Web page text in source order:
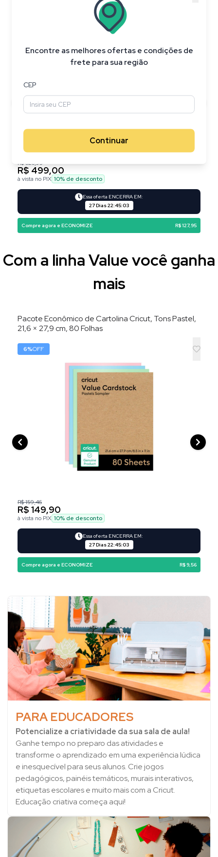
Encontre as melhores ofertas e condições de
frete para sua região
CEP
Continuar
R$ 626,95
R$ 499,00
à vista no PIX 10% de desconto
Essa oferta ENCERRA EM:
27 Dias22:45:02
Compre agora e ECONOMIZE R$ 127,95
Com a linha Value você ganha
mais
Pacote Econômico de Cartolina Cricut, Tons Pastel,
21,6 × 27,9 cm, 80 Folhas
6%OFF
R$ 159,46
R$ 149,90
à vista no PIX 10% de desconto
Essa oferta ENCERRA EM:
27 Dias22:45:02
Compre agora e ECONOMIZE R$ 9,56
PARA EDUCADORES
Potencialize a criatividade da sua sala de aula!
Ganhe tempo no preparo das atividades e
transforme o aprendizado em uma experiência lúdica
e inesquecível para seus alunos. Crie jogos
pedagógicos, painéis temáticos, murais interativos,
etiquetas escolares e muito mais com a Cricut.
Educação criativa começa aqui!